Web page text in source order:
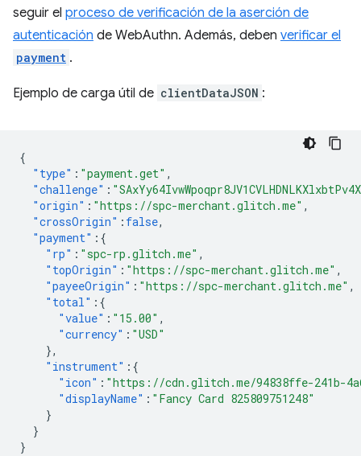
seguir el proceso de verificación de la aserción de
autenticación de WebAuthn. Además, deben verificar el
payment .
Ejemplo de carga útil de clientDataJSON :
{
"type" : "payment.get" ,
"challenge" :
"origin" : "https://spc-merchant.glitch.me" ,
"crossOrigin" : false,
"payment" :{
"rp" : "spc-rp.glitch.me" ,
"topOrigin" : "https://spc-merchant.glitch.me" ,
"payeeOrigin" : "https://spc-merchant.glitch.me" ,
"total" :{
"value" : "15.00" ,
"currency" : "USD"
},
"instrument" :{
"icon" : "https://cdn.glitch.me/94838ffe-241b-
"displayName" : "Fancy Card 825809751248"
}
}
}